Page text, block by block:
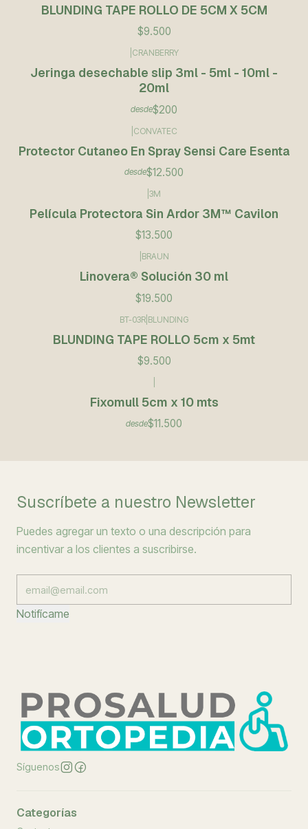
BLUNDING TAPE ROLLO DE 5CM X 5CM
$9.500
CRANBERRY
Jeringa desechable slip 3ml - 5ml - 10ml -
20ml
desde$200
CONVATEC
Protector Cutaneo En Spray Sensi Care Esenta
desde$12.500
3M
Película Protectora Sin Ardor 3M™ Cavilon
$13.500
BRAUN
Linovera® Solución 30 ml
$19.500
BT-03R BLUNDING
BLUNDING TAPE ROLLO 5cm x 5mt
$9.500
Fixomull 5cm x 10 mts
desde$11.500
Suscríbete a nuestro Newsletter
Puedes agregar un texto o una descripción para
incentivar a los clientes a suscribirse.
Notifícame
Síguenos
Categorías